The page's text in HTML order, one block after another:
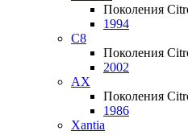
Поколения
1994
C8
Поколения
2002
AX
Поколения
1986
Xantia